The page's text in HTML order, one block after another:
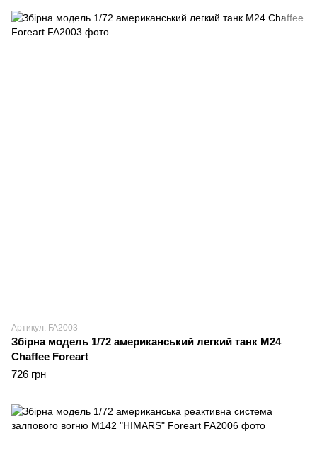
Артикул: FA2003
Збірна модель 1/72 американський легкий танк M24
Chaffee Foreart
726 грн